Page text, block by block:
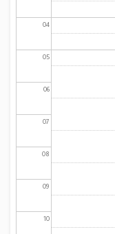
04
05
06
07
08
09
10